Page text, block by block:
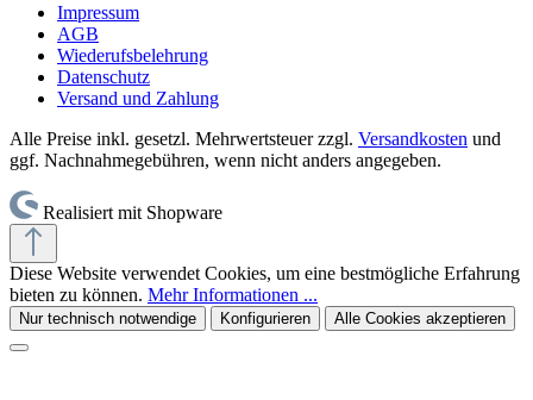
Impressum
AGB
Wiederufsbelehrung
Datenschutz
Versand und Zahlung
Alle Preise inkl. gesetzl. Mehrwertsteuer zzgl. Versandkosten und
ggf. Nachnahmegebühren, wenn nicht anders angegeben.
Realisiert mit Shopware
Diese Website verwendet Cookies, um eine bestmögliche Erfahrung
bieten zu können. Mehr Informationen ...
Nur technisch notwendige Konfigurieren Alle Cookies akzeptieren